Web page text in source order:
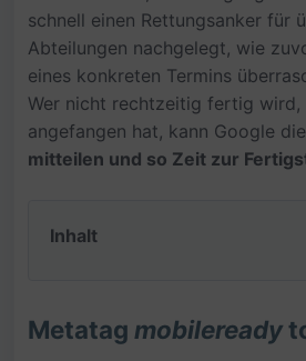
schnell einen Rettungsanker für
Abteilungen nachgelegt, wie
eines konkreten Termins
Wer nicht rechtzeitig fertig wird,
angefangen hat, kann Google
mitteilen und so Zeit zur
Inhalt
Metatag mobileready